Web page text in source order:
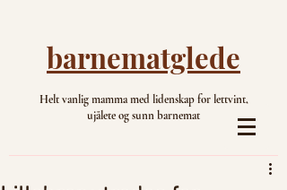
barnematglede
Helt vanlig mamma med lidenskap for lettvint,
ujålete og sunn barnemat